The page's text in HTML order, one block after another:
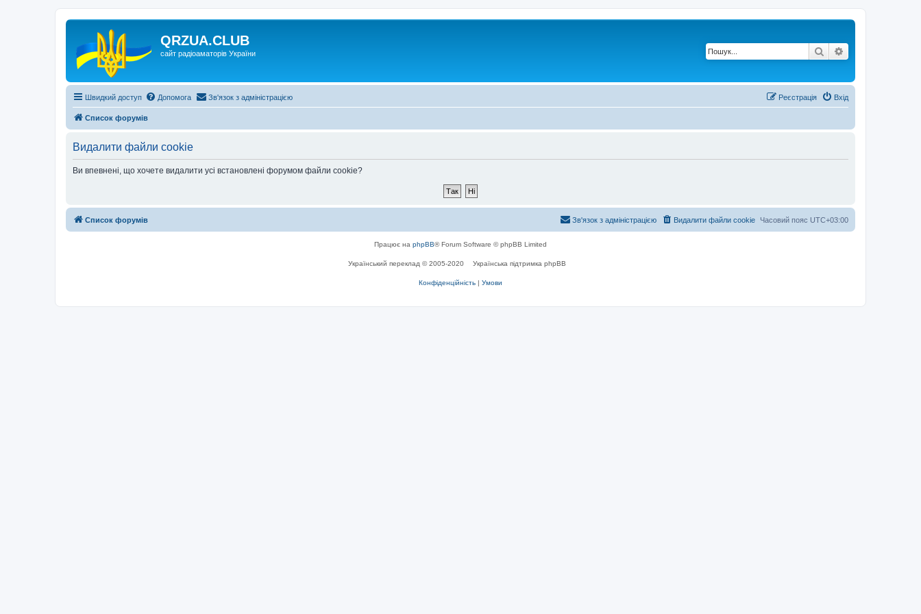
QRZUA.CLUB
сайт радіоаматорів України Пошук
Швидкий доступ Допомога Зв'язок з адміністрацією Вхід
Реєстрація
Список форумів
Видалити файли cookie
Ви впевнені, що хочете видалити усі встановлені форумом файли cookie?
Список форумів Часовий пояс UTC+03:00
Видалити файли cookie
Зв'язок з адміністрацією
Працює на phpBB® Forum Software © phpBB Limited
Український переклад © 2005-2020 Українська підтримка phpBB
Конфіденційність | Умови